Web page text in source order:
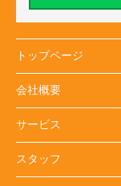
トップページ
会社概要
サービス
スタッフ